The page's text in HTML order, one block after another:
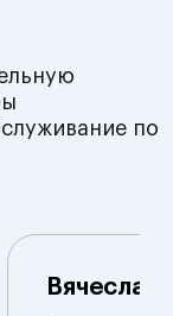
по
Вячеслав